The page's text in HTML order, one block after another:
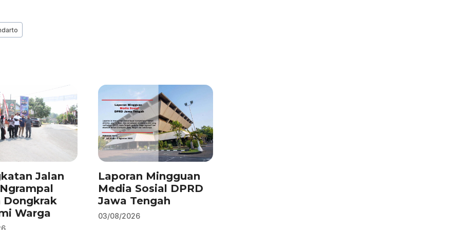
Jalan
Dongkrak
Warga
Laporan Mingguan
Media Sosial DPRD
Jawa Tengah
03/08/2026